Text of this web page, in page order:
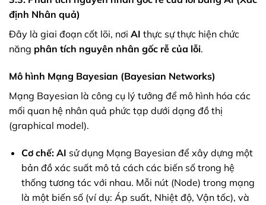
định Nhân quả)
Đây là giai đoạn cốt lõi, nơi AI thực sự thực hiện chức
năng phân tích nguyên nhân gốc rễ của lỗi.
Mô hình Mạng Bayesian (Bayesian Networks)
Mạng Bayesian là công cụ lý tưởng để mô hình hóa các
mối quan hệ nhân quả phức tạp dưới dạng đồ thị
(graphical model).
Cơ chế: AI sử dụng Mạng Bayesian để xây dựng một
bản đồ xác suất mô tả cách các biến số trong hệ
thống tương tác với nhau. Mỗi nút (Node) trong mạng
là một biến số (ví dụ: Áp suất, Nhiệt độ, Vận tốc), và